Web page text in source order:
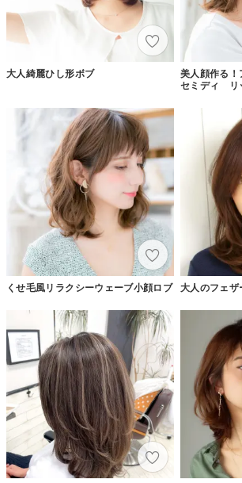
大人綺麗ひし形ボブ
美人顔作る！
セミディ リ
くせ毛風リラクシーウェーブ小顔ロブ 大人のフェザ